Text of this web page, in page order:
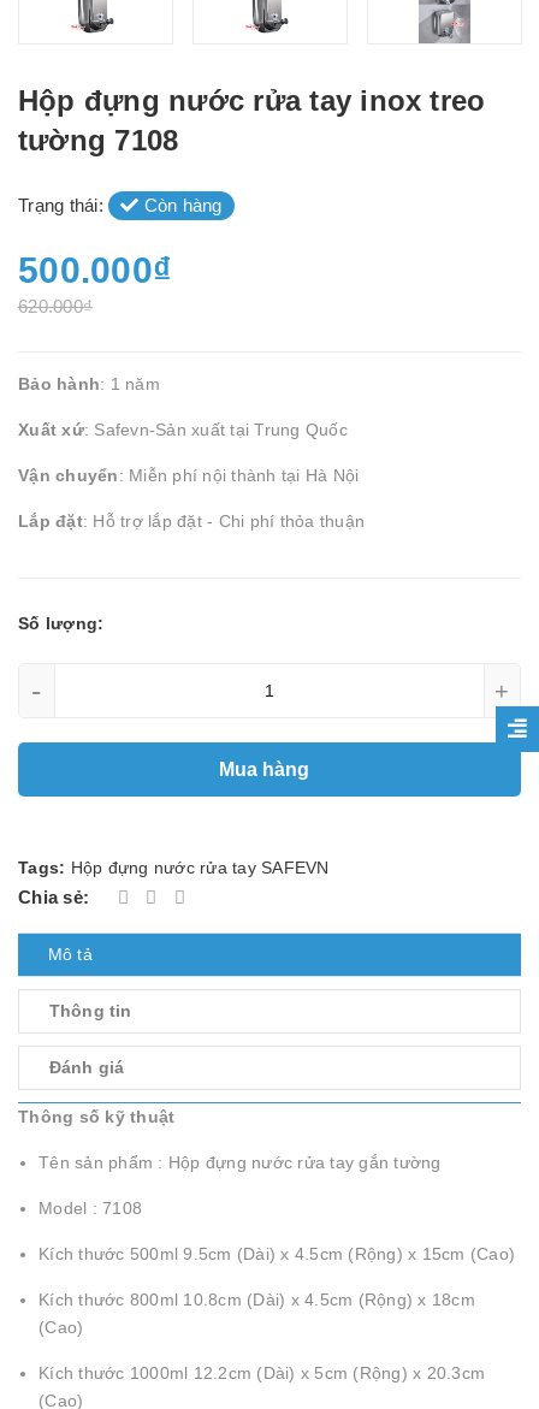
Hộp đựng nước rửa tay inox treo
tường 7108
Trạng thái: Còn hàng
500.000₫
620.000₫
Bảo hành: 1 năm
Xuất xứ: Safevn-Sản xuất tại Trung Quốc
Vận chuyển: Miễn phí nội thành tại Hà Nội
Lắp đặt: Hỗ trợ lắp đặt - Chi phí thỏa thuận
Số lượng:
- +
Mua hàng
Tags: Hộp đựng nước rửa tay SAFEVN
Chia sẻ:
Mô tả
Thông tin
Đánh giá
Thông số kỹ thuật
Tên sản phẩm : Hộp đựng nước rửa tay gắn tường
Model : 7108
Kích thước 500ml 9.5cm (Dài) x 4.5cm (Rộng) x 15cm (Cao)
Kích thước 800ml 10.8cm (Dài) x 4.5cm (Rộng) x 18cm
(Cao)
Kích thước 1000ml 12.2cm (Dài) x 5cm (Rộng) x 20.3cm
(Cao)